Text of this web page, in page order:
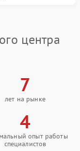
центра
7
лет на рынке
4
опыт работы
специалистов